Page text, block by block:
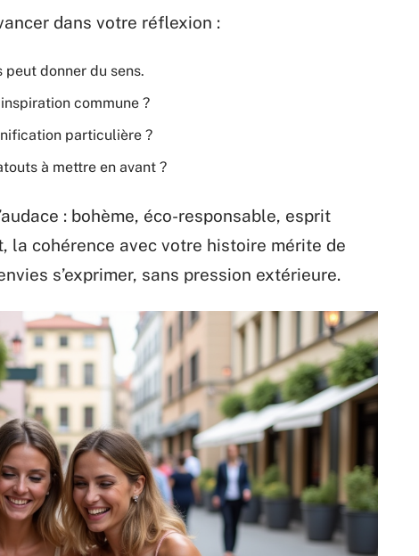
dans votre réflexion :
donner du sens.
commune ?
particulière ?
à mettre en avant ?
: bohème, éco-responsable, esprit
la cohérence avec votre histoire mérite de
s’exprimer, sans pression extérieure.